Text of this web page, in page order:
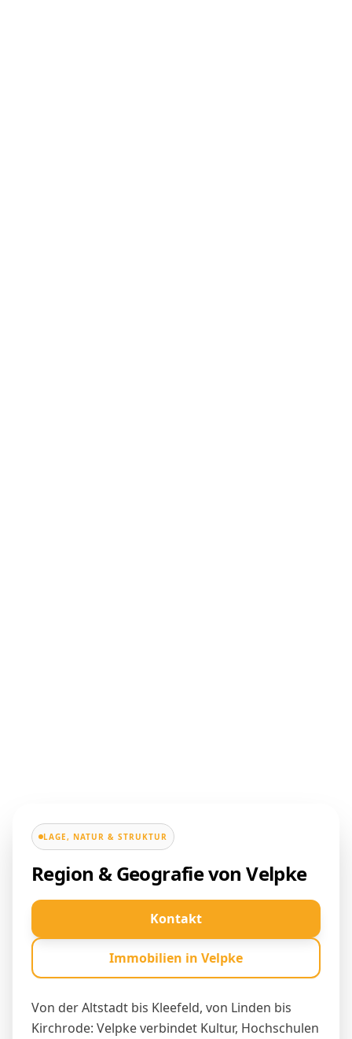
LAGE, NATUR & STRUKTUR
Region & Geografie von Velpke
Von der Altstadt bis Kleefeld, von Linden bis
Kirchrode: Velpke verbindet Kultur, Hochschulen
Kontakt
Immobilien in Velpke